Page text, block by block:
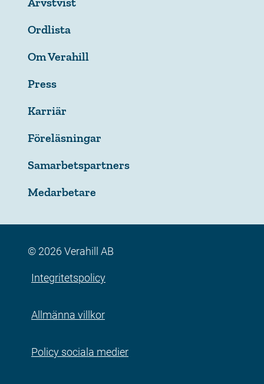
Ordlista
Om Verahill
Press
Karriär
Föreläsningar
Samarbetspartners
Medarbetare
© 2026 Verahill AB
Integritetspolicy
Allmänna villkor
Policy sociala medier